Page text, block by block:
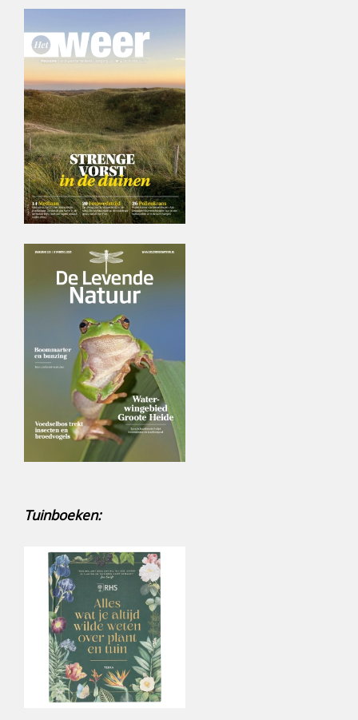
Tuinboeken: